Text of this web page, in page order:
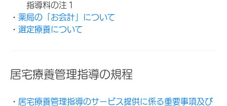
指導料の注１
・ 薬局の「お会計」について
・ 選定療養について
居宅療養管理指導の規程
・ 居宅療養管理指導のサービス提供に係る重要事項及び